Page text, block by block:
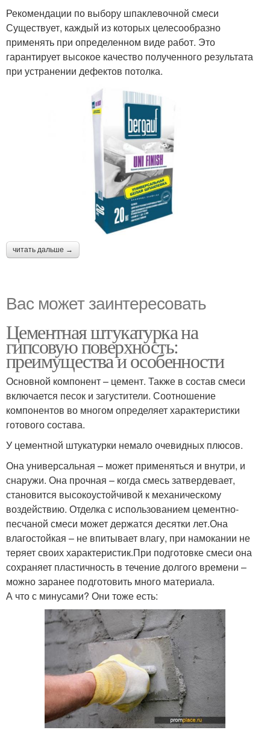
Рекомендации по выбору шпаклевочной смеси
Существует, каждый из которых целесообразно
применять при определенном виде работ. Это
гарантирует высокое качество полученного результата
при устранении дефектов потолка.
читать дальше →
Вас может заинтересовать
Цементная штукатурка на
гипсовую поверхность:
преимущества и особенности
Основной компонент – цемент. Также в состав смеси
включается песок и загустители. Соотношение
компонентов во многом определяет характеристики
готового состава.
У цементной штукатурки немало очевидных плюсов.
Она универсальная – может применяться и внутри, и
снаружи. Она прочная – когда смесь затвердевает,
становится высокоустойчивой к механическому
воздействию. Отделка с использованием цементно-
песчаной смеси может держатся десятки лет.Она
влагостойкая – не впитывает влагу, при намокании не
теряет своих характеристик.При подготовке смеси она
сохраняет пластичность в течение долгого времени –
можно заранее подготовить много материала.
А что с минусами? Они тоже есть: